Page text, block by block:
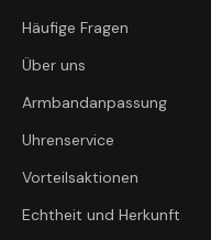
Häufige Fragen
Über uns
Armbandanpassung
Uhrenservice
Vorteilsaktionen
Echtheit und Herkunft